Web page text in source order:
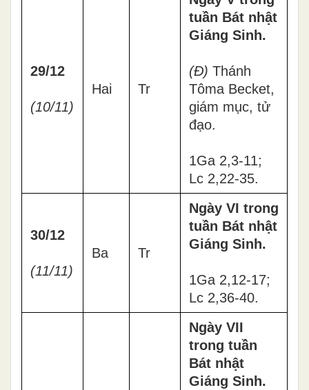
29/12
(10/11)
Hai Tr
tuần Bát nhật
Giáng Sinh.
(Đ) Thánh
Tôma Becket,
giám mục, tử
đạo.
1Ga 2,3-11;
Lc 2,22-35.
30/12
(11/11)
Ba Tr
Ngày VI trong
tuần Bát nhật
Giáng Sinh.
1Ga 2,12-17;
Lc 2,36-40.
Ngày VII
trong tuần
Bát nhật
Giáng Sinh.